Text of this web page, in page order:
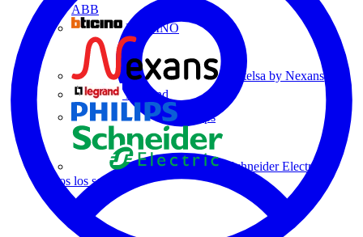
ABB
BTICINO
Centelsa by Nexans
Legrand
Philips
Schneider Electric
Todos los socios